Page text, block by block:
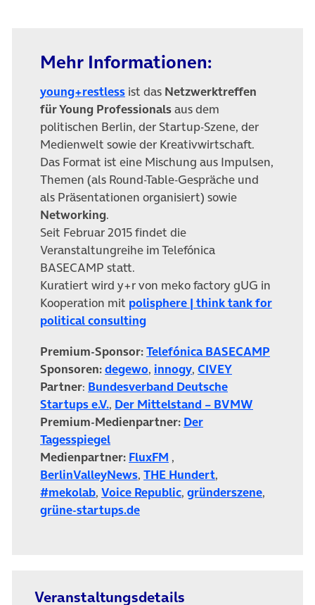
Mehr Informationen:
young+restless(öffnet in neuem Tab)
ist das Netzwerktreffen
für Young Professionalsaus dem
politischen Berlin, der Startup-Szene, der
Medienwelt sowie der Kreativwirtschaft.
Das Format ist eine Mischung aus Impulsen,
Themen (als Round-Table-Gespräche und
als Präsentationen organisiert) sowie
Networking.
Seit Februar 2015 findet die
Veranstaltungreihe im Telefónica
BASECAMP statt.
Kuratiert wird y+r von meko factory gUG in
Kooperation mit polisphere | think tank for
political consulting
Premium-Sponsor:Telefónica BASECAMP
Sponsoren:degewo, innogy, CIVEY
Partner: Bundesverband Deutsche
Startups e.V., Der Mittelstand – BVMW
Premium-Medienpartner: Der
Tagesspiegel
Medienpartner: FluxFM ,
BerlinValleyNews, THE Hundert,
#mekolab, Voice Republic, gründerszene,
grüne-startups.de
Veranstaltungsdetails